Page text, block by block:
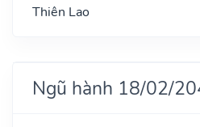
Thiên Lao
Ngũ hành 18/02/